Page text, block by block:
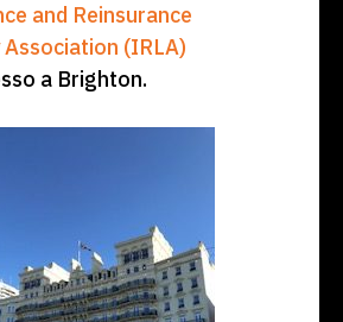
and Reinsurance
Association (IRLA)
a Brighton.